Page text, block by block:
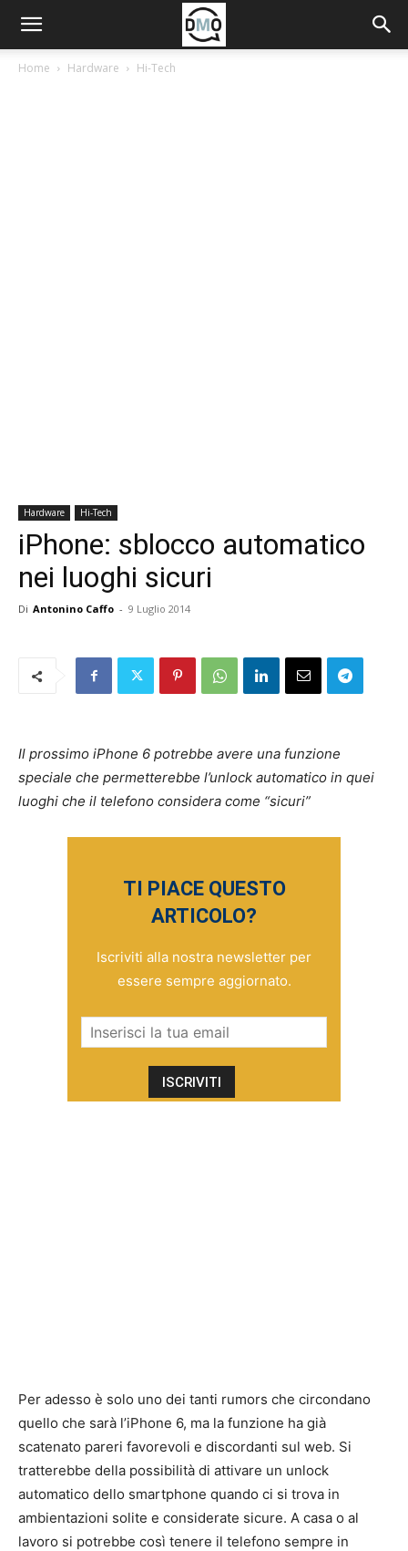
Home Hardware Hi-Tech
Hardware Hi-Tech
iPhone: sblocco automatico
nei luoghi sicuri
Di Antonino Caffo - 9 Luglio 2014
Il prossimo iPhone 6 potrebbe avere una funzione
speciale che permetterebbe l’unlock automatico in quei
luoghi che il telefono considera come “sicuri”
TI PIACE QUESTO
ARTICOLO?
Iscriviti alla nostra newsletter per
essere sempre aggiornato.
Per adesso è solo uno dei tanti rumors che circondano
quello che sarà l’iPhone 6, ma la funzione ha già
scatenato pareri favorevoli e discordanti sul web. Si
tratterebbe della possibilità di attivare un unlock
automatico dello smartphone quando ci si trova in
ambientazioni solite e considerate sicure. A casa o al
lavoro si potrebbe così tenere il telefono sempre in